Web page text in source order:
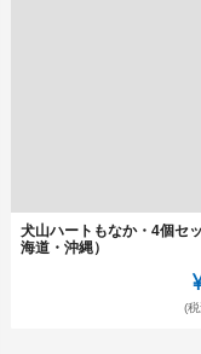
犬山ハートもなか・4個セ
海道・沖縄）
(